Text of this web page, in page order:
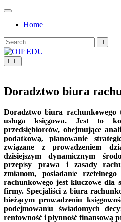
Skip
contentHome
Search
for:
Doradztwo biura
Doradztwo biura rachunkowego
usługa księgowa. Jest to
przedsiębiorców, obejmujące
podatkową, planowanie
związane z prowadzeniem
dzisiejszym dynamicznym
przepisy prawa i zasady
zmianom, posiadanie
rachunkowego jest kluczowe dla
firmy. Specjaliści z biura
bieżącym prowadzeniu
podejmowaniu świadomych
rentowność i płynność finansową